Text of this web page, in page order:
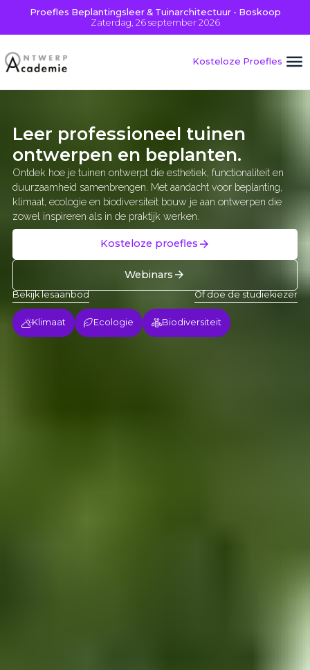
Proefles Beplantingsleer & Tuinarchitectuur - Boskoop
Zaterdag, 26 september 2026
Kosteloze Proefles
Leer professioneel tuinen
ontwerpen en beplanten.
Ontdek hoe je tuinen ontwerpt die esthetiek, functionaliteit en
duurzaamheid samenbrengen. Met aandacht voor beplanting,
klimaat, ecologie en biodiversiteit bouw je aan ontwerpen die
zowel inspireren als in de praktijk werken.
Kosteloze proefles
Webinars
Bekijk lesaanbod Of doe de studiekiezer
Klimaat Ecologie Biodiversiteit